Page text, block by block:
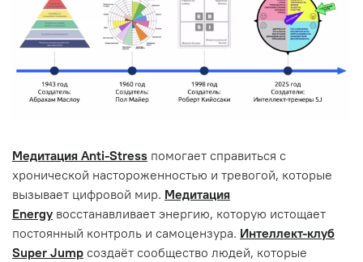
Медитация Anti-Stress помогает справиться с
хронической настороженностью и тревогой, которые
вызывает цифровой мир. Медитация
Energy восстанавливает энергию, которую истощает
постоянный контроль и самоцензура. Интеллект-клуб
Super Jump создаёт сообщество людей, которые